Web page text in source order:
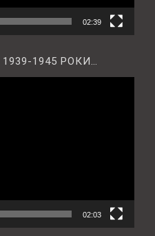
02:39
1945 РОКИ…
02:03